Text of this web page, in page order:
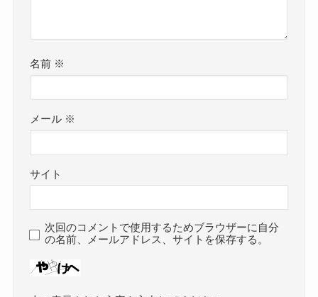
名前 ※
メール ※
サイト
次回のコメントで使用するためブラウザーに自分
の名前、メールアドレス、サイトを保存する。